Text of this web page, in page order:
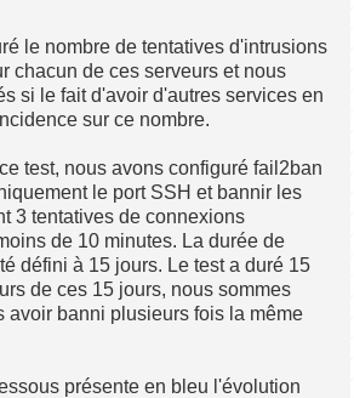
le nombre de tentatives d'intrusions
chacun de ces serveurs et nous
si le fait d'avoir d'autres services en
sur ce nombre.
test, nous avons configuré fail2ban
le port SSH et bannir les
3 tentatives de connexions
de 10 minutes. La durée de
défini à 15 jours. Le test a duré 15
de ces 15 jours, nous sommes
avoir banni plusieurs fois la même
présente en bleu l'évolution